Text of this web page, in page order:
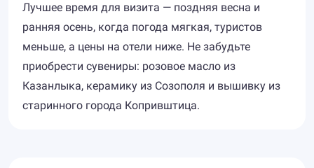
Лучшее время для визита — поздняя весна и
ранняя осень, когда погода мягкая, туристов
меньше, а цены на отели ниже. Не забудьте
приобрести сувениры: розовое масло из
Казанлыка, керамику из Созополя и вышивку из
старинного города Копривштица.